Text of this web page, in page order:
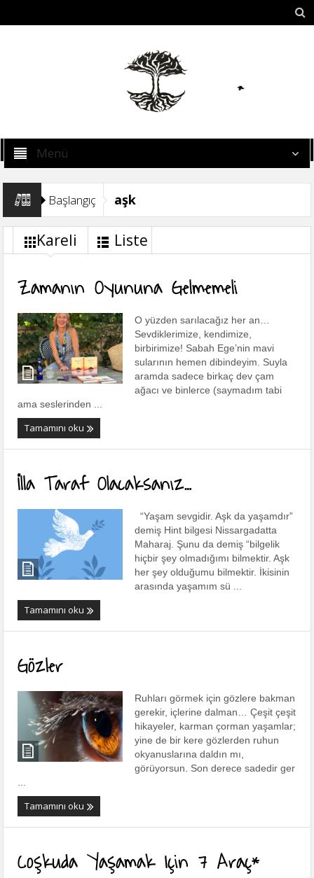
Menü
Başlangıç aşk
Kareli Liste
Zamanın Oyununa Gelmemeli
O yüzden sarılacağız her an…
Sevdiklerimize, kendimize,
birbirimize! Sabah Ege’nin mavi
sularının hemen dibindeyim. Suyla
aramda sadece birkaç dev çam
ağacı ve binlerce (saymadım tabi
ama seslerinden ...
Tamamını oku
İlla Taraf Olacaksanız…
“Yaşam sevgidir. Aşk da yaşamdır”
demiş Hint bilgesi Nissargadatta
Maharaj. Şunu da demiş “bilgelik
hiçbir şey olmadığımı bilmektir. Aşk
her şey olduğumu bilmektir. İkisinin
arasında yaşamım sü ...
Tamamını oku
Gözler
Ruhları görmek için gözlere bakman
gerekir, içlerine dalman… Çeşit çeşit
hikayeler, karman çorman yaşamlar;
yine de bir kere gözlerden ruhun
okyanuslarına daldın mı,
görüyorsun. Son derece sadedir ger
...
Tamamını oku
Coşkuda Yaşamak Için 7 Araç*